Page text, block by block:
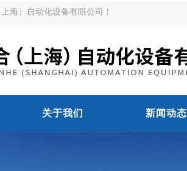
海）自动化设备有限公司！
关于我们 新闻动态